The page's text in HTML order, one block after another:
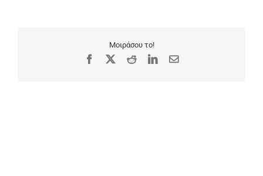
Μοιράσου το!
Facebook RedditLinkedIn
Email